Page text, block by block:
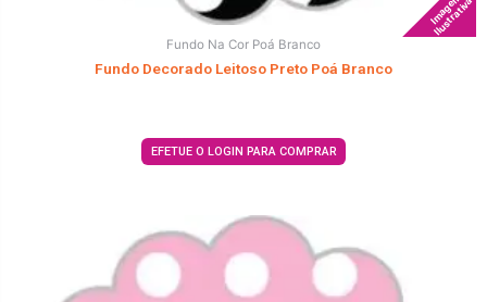
Imagem
Ilustrativa
Fundo Na Cor Poá Branco
Fundo Decorado Leitoso Preto Poá Branco
EFETUE O LOGIN PARA COMPRAR